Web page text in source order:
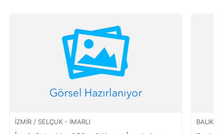
İZMIR / SELÇUK - İMARLI